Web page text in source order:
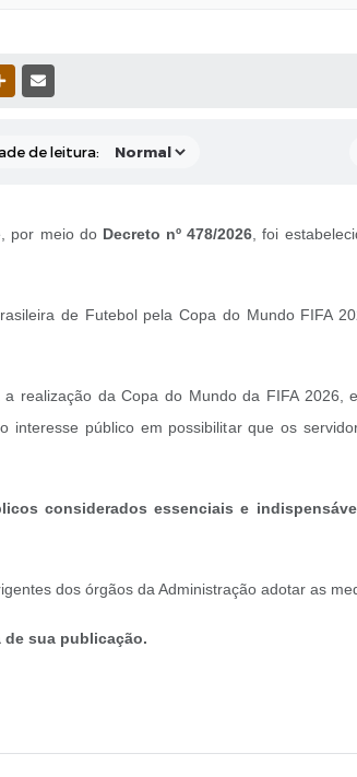
OUTRAS MÍDIAS
de leitura:
por meio do Decreto nº 478/2026 , foi
de Futebol pela Copa do Mundo FIFA
realização da Copa do Mundo da FIFA
público em possibilitar que os
considerados essenciais e
dos órgãos da Administração adotar as
de sua publicação.